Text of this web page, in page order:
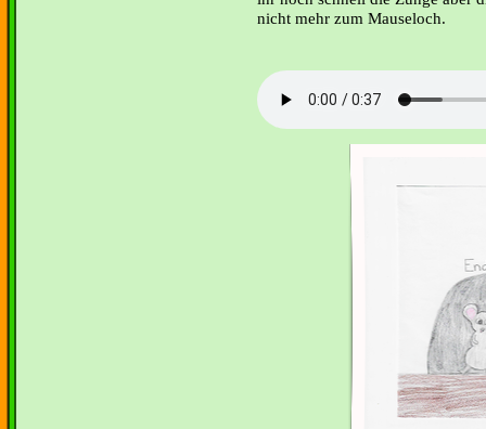
nicht mehr zum Mauseloch.